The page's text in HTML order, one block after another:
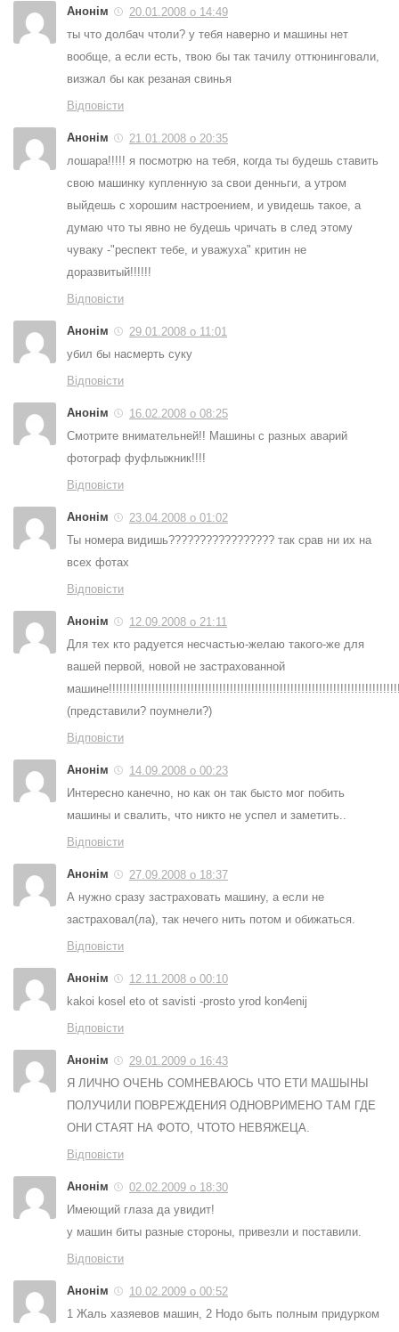
Анонім
20.01.2008 о 14:49
ты что долбач чтоли? у тебя наверно и машины нет
вообще, а если есть, твою бы так тачилу оттюнинговали,
визжал бы как резаная свинья
Відповісти
Анонім
21.01.2008 о 20:35
лошара!!!!! я посмотрю на тебя, когда ты будешь ставить
свою машинку купленную за свои денньги, а утром
выйдешь с хорошим настроением, и увидешь такое, а
думаю что ты явно не будешь чричать в след этому
чуваку -"респект тебе, и уважуха" критин не
доразвитый!!!!!!
Відповісти
Анонім
29.01.2008 о 11:01
убил бы насмерть суку
Відповісти
Анонім
16.02.2008 о 08:25
Смотрите внимательней!! Машины с разных аварий
фотограф фуфлыжник!!!!
Відповісти
Анонім
23.04.2008 о 01:02
Ты номера видишь????????????????? так срав ни их на
всех фотах
Відповісти
Анонім
12.09.2008 о 21:11
Для тех кто радуется несчастью-желаю такого-же для
вашей первой, новой не застрахованной
(представили? поумнели?)
Відповісти
Анонім
14.09.2008 о 00:23
Интересно канечно, но как он так бысто мог побить
машины и свалить, что никто не успел и заметить..
Відповісти
Анонім
27.09.2008 о 18:37
А нужно сразу застраховать машину, а если не
застраховал(ла), так нечего нить потом и обижаться.
Відповісти
Анонім
12.11.2008 о 00:10
kakoi kosel eto ot savisti -prosto yrod kon4enij
Відповісти
Анонім
29.01.2009 о 16:43
Я ЛИЧНО ОЧЕНЬ СОМНЕВАЮСЬ ЧТО ЕТИ МАШЫНЫ
ПОЛУЧИЛИ ПОВРЕЖДЕНИЯ ОДНОВРИМЕНО ТАМ ГДЕ
ОНИ СТАЯТ НА ФОТО, ЧТОТО НЕВЯЖЕЦА.
Відповісти
Анонім
02.02.2009 о 18:30
Имеющий глаза да увидит!
у машин биты разные стороны, привезли и поставили.
Відповісти
Анонім
10.02.2009 о 00:52
1 Жаль хазяевов машин, 2 Нодо быть полным придурком